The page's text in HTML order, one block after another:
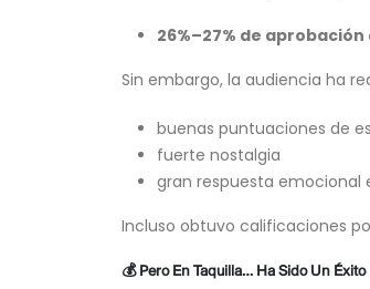
26%–27% de
Sin embargo, la audiencia ha
buenas puntuaciones de
fuerte nostalgia
gran respuesta emocional
Incluso obtuvo calificaciones
💰 Pero En Taquilla… Ha Sido Un Éxito